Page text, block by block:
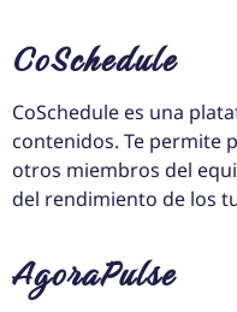
CoSchedule
CoSchedule es una
contenidos. Te permite
otros miembros del
del rendimiento de los
AgoraPulse